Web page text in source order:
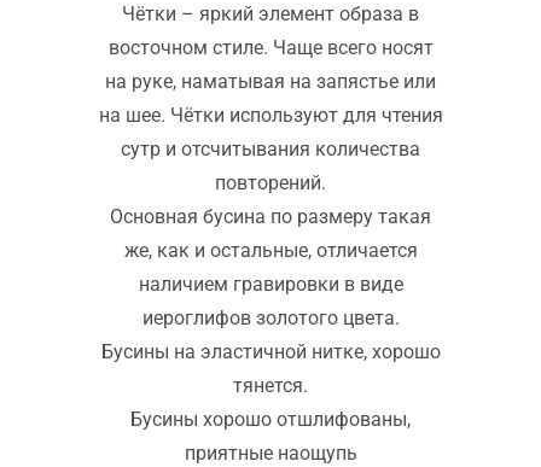
Чётки – яркий элемент образа в
восточном стиле. Чаще всего носят
на руке, наматывая на запястье или
на шее. Чётки используют для чтения
сутр и отсчитывания количества
повторений.
Основная бусина по размеру такая
же, как и остальные, отличается
наличием гравировки в виде
иероглифов золотого цвета.
Бусины на эластичной нитке, хорошо
тянется.
Бусины хорошо отшлифованы,
приятные наощупь